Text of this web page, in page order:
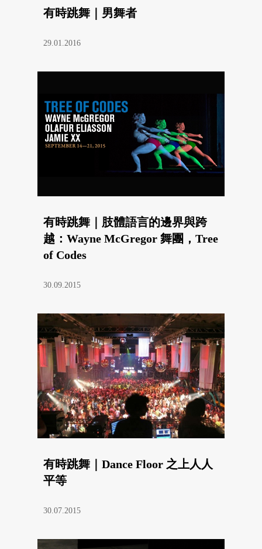
有時跳舞｜男舞者
29.01.2016
有時跳舞｜肢體語言的邊界與跨
越：Wayne McGregor 舞團，Tree
of Codes
30.09.2015
有時跳舞｜Dance Floor 之上人人
平等
30.07.2015